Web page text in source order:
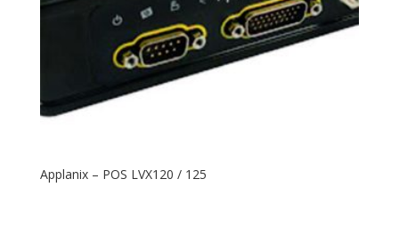
Applanix – POS LVX120 / 125